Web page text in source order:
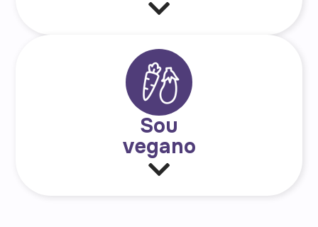
Sou
vegano